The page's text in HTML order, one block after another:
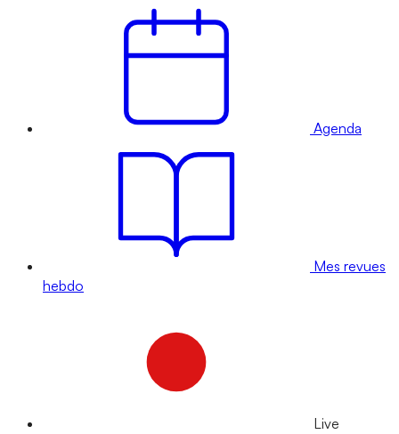
Agenda
Mes revues
hebdo
Live